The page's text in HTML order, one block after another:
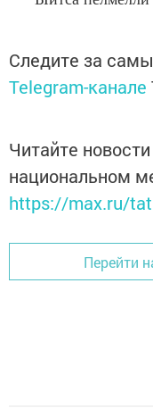
Следите за
Telegram-канале
Читайте
национальном
https://max.ru/
Перейти